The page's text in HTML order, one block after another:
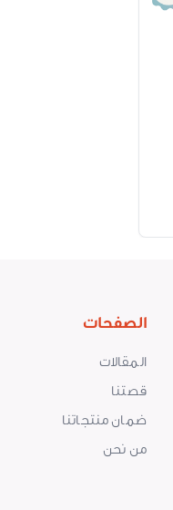
الصفحات
المقالات
قصتنا
ضمان منتجاتنا
من نحن